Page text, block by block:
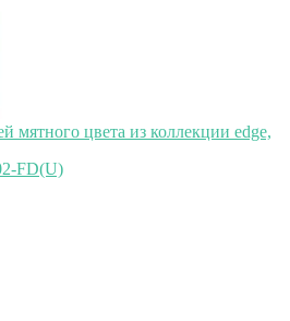
мятного цвета из коллекции edge,
FD(U)